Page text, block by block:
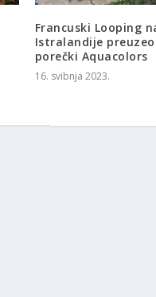
Francuski Looping
Istralandije
porečki Aquacolors
16. svibnja 2023.